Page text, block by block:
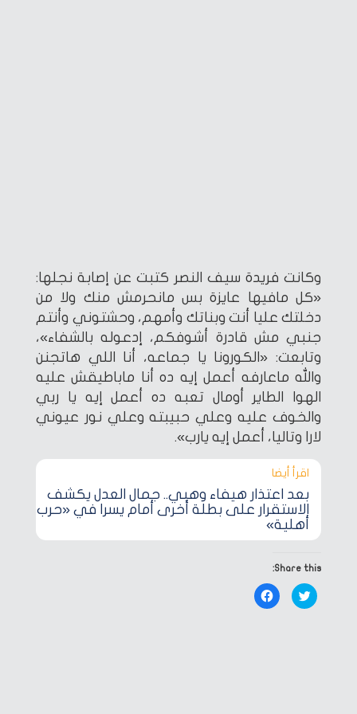
وكانت فريدة سيف النصر كتبت عن إصابة نجلها:
«كل مافيها عايزة بس مانحرمش منك ولا من
دخلتك عليا أنت وبناتك وأمهم، وحشتوني وأنتم
جنبي مش قادرة أشوفكم، إدعوله بالشفاء»،
وتابعت: «الكورونا يا جماعه، أنا اللي هاتجنن
والله ماعارفه أعمل إيه ده أنا ماباطيقش عليه
الهوا الطاير أومال تعبه ده أعمل إيه يا ربي
والخوف عليه وعلي حبيبته وعلي نور عيوني
لارا وتاليا، أعمل إيه يارب».
اقرأ أيضا‎
بعد اعتذار هيفاء وهبي.. جمال العدل يكشف
الاستقرار على بطلة أخرى أمام يسرا في «حرب
أهلية»
Share this:
Click
to
share
Click
to